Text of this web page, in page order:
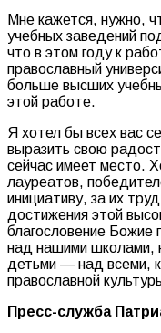
Мне кажется, нужно,
учебных заведений
что в этом году к
православный
больше высших
этой работе.
Я хотел бы всех вас
выразить свою
сейчас имеет место.
лауреатов,
инициативу, за их
достижения этой
благословение
над нашими
детьми — над всеми,
православной
Пресс-служба